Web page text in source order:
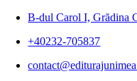
B-dul Carol I, Grădina
+40232-705837